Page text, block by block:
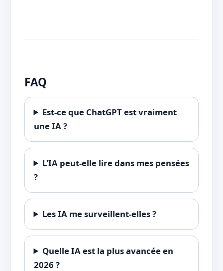
FAQ
Est-ce que ChatGPT est vraiment
une IA ?
L'IA peut-elle lire dans mes pensées
?
Les IA me surveillent-elles ?
Quelle IA est la plus avancée en
2026 ?